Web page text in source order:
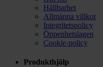
Hållbarhet
Allmänna villkor
Integritetspolicy
Öppenhetslagen
Cookie-policy
Produkthjälp